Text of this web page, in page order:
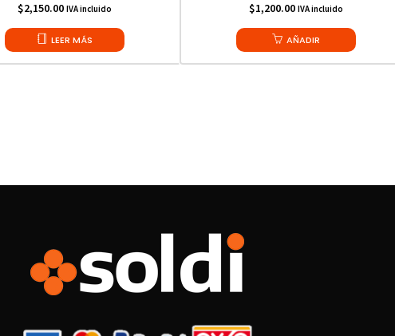
$2,150.00 IVA incluido
LEER MÁS
$1,200.00 IVA incluido
AÑADIR